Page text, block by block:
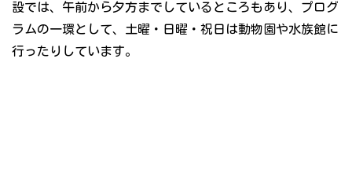
設では、午前から夕方までしているところもあり、プログ
ラムの一環として、土曜・日曜・祝日は動物園や水族館に
行ったりしています。